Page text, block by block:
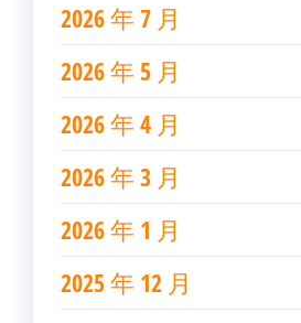
2026 年 7 月
2026 年 5 月
2026 年 4 月
2026 年 3 月
2026 年 1 月
2025 年 12 月